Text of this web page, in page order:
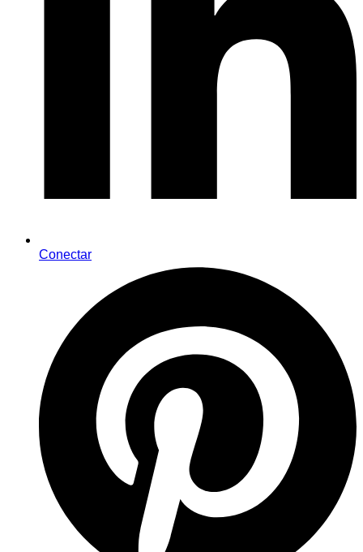
Conectar